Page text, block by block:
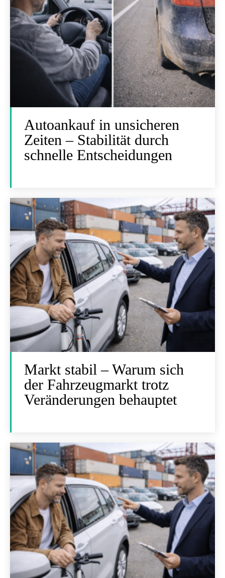
Autoankauf in unsicheren
Zeiten – Stabilität durch
schnelle Entscheidungen
Markt stabil – Warum sich
der Fahrzeugmarkt trotz
Veränderungen behauptet